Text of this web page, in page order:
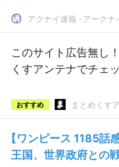
アクナイ速報 -アークナ
このサイト広告無し
くすアンテナでチェ
おすすめ まとめくす
【ワンピース 1185話
王国、世界政府との